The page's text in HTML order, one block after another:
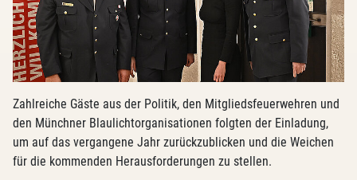
Zahlreiche Gäste aus der Politik, den Mitgliedsfeuerwehren und
den Münchner Blaulichtorganisationen folgten der Einladung,
um auf das vergangene Jahr zurückzublicken und die Weichen
für die kommenden Herausforderungen zu stellen.